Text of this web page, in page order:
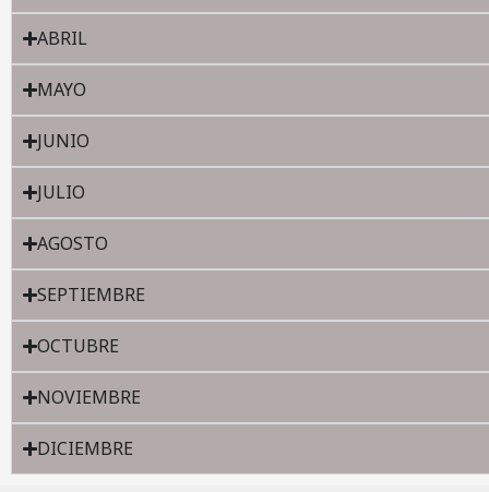
ABRIL
MAYO
JUNIO
JULIO
AGOSTO
SEPTIEMBRE
OCTUBRE
NOVIEMBRE
DICIEMBRE